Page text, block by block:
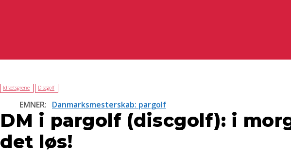
Idrætsgrene Discgolf
EMNER: Danmarksmesterskab: pargolf
DM i pargolf (discgolf): i
det løs!